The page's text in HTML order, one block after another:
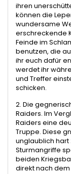
ihren
können die
wundersame
erschreckende
Feinde im
benutzen, die
ihr euch dafür
werdet ihr
und Treffer
schicken.
2. Die
Raiders. Im
Raiders eine
Truppe. Diese
unglaublich
Sturmangriffe
beiden
direkt nach